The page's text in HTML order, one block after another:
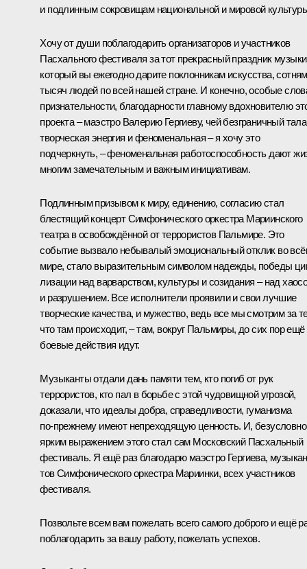
и подлинным сокровищам национальной и мировой
Хочу от души поблаго­дарить организаторов и участников
Пасхального фестиваля за тот прек­расный праздник
который вы ежегодно дари­те поклонникам искусства, сотням
тысяч людей по всей нашей стране. И конечно, особые
признательности, благодарности главному вдохновителю
проекта – маэстро Валерию Гергиеву, чей безграничный
творческая энергия и феноменальная – я хочу это
подчеркнуть, – феноменальная работоспособ­ность дают
многим замечательным и важным инициативам.
Подлинным призывом к миру, единению, согла­сию стал
блестящий кон­церт Симфонического ор­кестра Мариинского
театра в освобождённой от террористов Паль­мире. Это
событие вызвало небывалый эмоциональный отклик во
мире, стало выразительным символом надежды, победы
лизации над варварством, культуры и созидания – над
и разрушением. Все исполнители проявили и свои лучшие
творческие качества, и мужество, ведь все мы смотрим за
что там происходит, – там, вокруг Пальмиры, до сих пор ещё
боевые действия идут.
Музыканты отдали дань памяти тем, кто погиб от рук
террористов, кто пал в борьбе с этой чудовищной угрозой,
доказали, что идеалы добра, справедли­вости, гуманизма
по‑преж­нему имеют непреходящую ценность. И,
ярким выражением этого стал сам Московский Пасхаль­ный
фестиваль. Я ещё раз благодарю ма­эстро Гергиева,
тов Симфонического оркест­ра Мариинки, всех участ­ников
фестиваля.
Позвольте всем вам пожелать всего самого доброго и ещё
поблагодарить за вашу работу, пожелать успехов.